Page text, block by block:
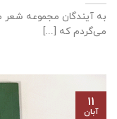
به آیندگان مجموعه
می‌گردم كه [...]
۱۱
آبان